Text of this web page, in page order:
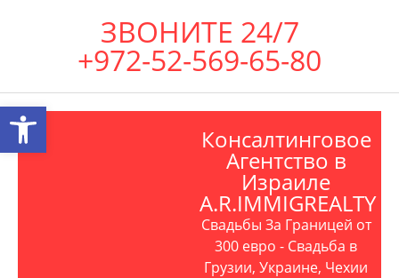
ЗВОНИТЕ 24/7
+972-52-569-65-80
Консалтинговое
Агентство в
Израиле
A.R.IMMIGREALTY
Свадьбы За Границей от
300 евро - Свадьба в
Грузии, Украине, Чехии
Открыть панель инструментов